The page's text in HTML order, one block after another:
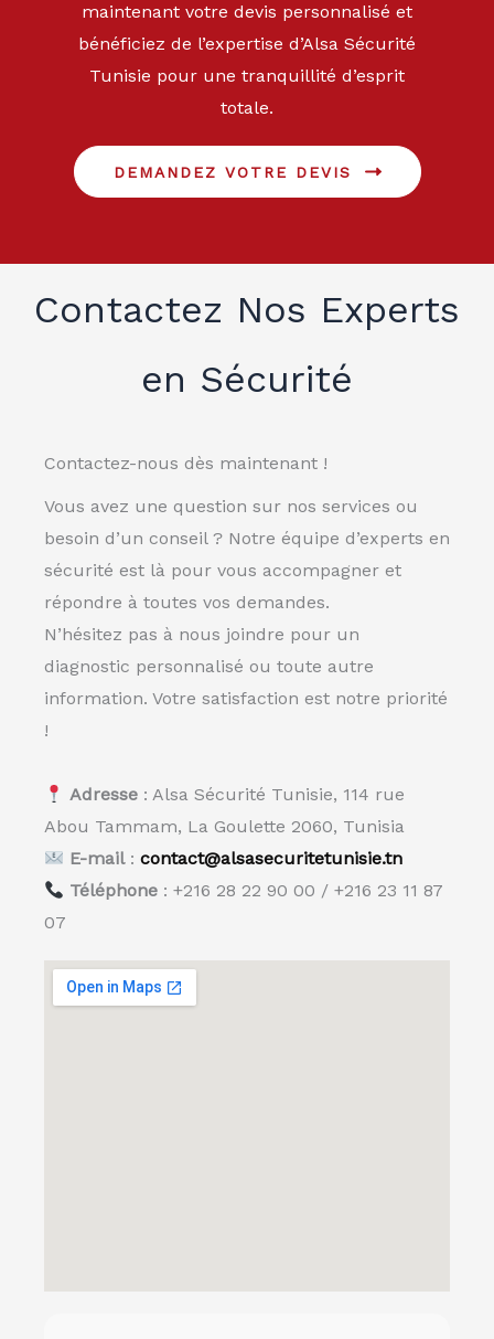
maintenant votre devis personnalisé et
bénéficiez de l’expertise d’Alsa Sécurité
Tunisie pour une tranquillité d’esprit
totale.
DEMANDEZ VOTRE DEVIS
Contactez Nos Experts
en Sécurité
Contactez-nous dès maintenant !
Vous avez une question sur nos services ou
besoin d’un conseil ? Notre équipe d’experts en
sécurité est là pour vous accompagner et
répondre à toutes vos demandes.
N’hésitez pas à nous joindre pour un
diagnostic personnalisé ou toute autre
information. Votre satisfaction est notre priorité
!
Adresse : Alsa Sécurité Tunisie, 114 rue
Abou Tammam, La Goulette 2060, Tunisia
E-mail:contact@alsasecuritetunisie.tn
Téléphone : +216 28 22 90 00 / +216 23 11 87
07